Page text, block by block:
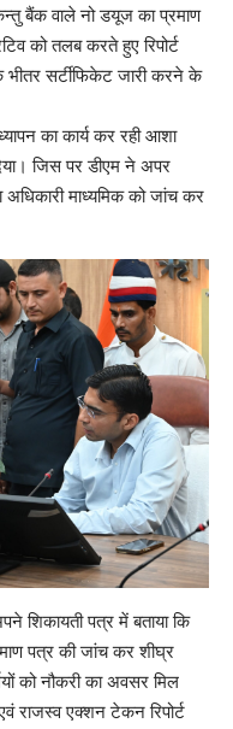
बैंक वाले नो डयूज का प्रमाण
को तलब करते हुए रिपोर्ट
सर्टीफिकेट जारी करने के
का कार्य कर रही आशा
जिस पर डीएम ने अपर
अधिकारी माध्यमिक को जांच कर
शिकायती पत्र में बताया कि
पत्र की जांच कर शीघ्र
को नौकरी का अवसर मिल
राजस्व एक्शन टेकन रिपोर्ट